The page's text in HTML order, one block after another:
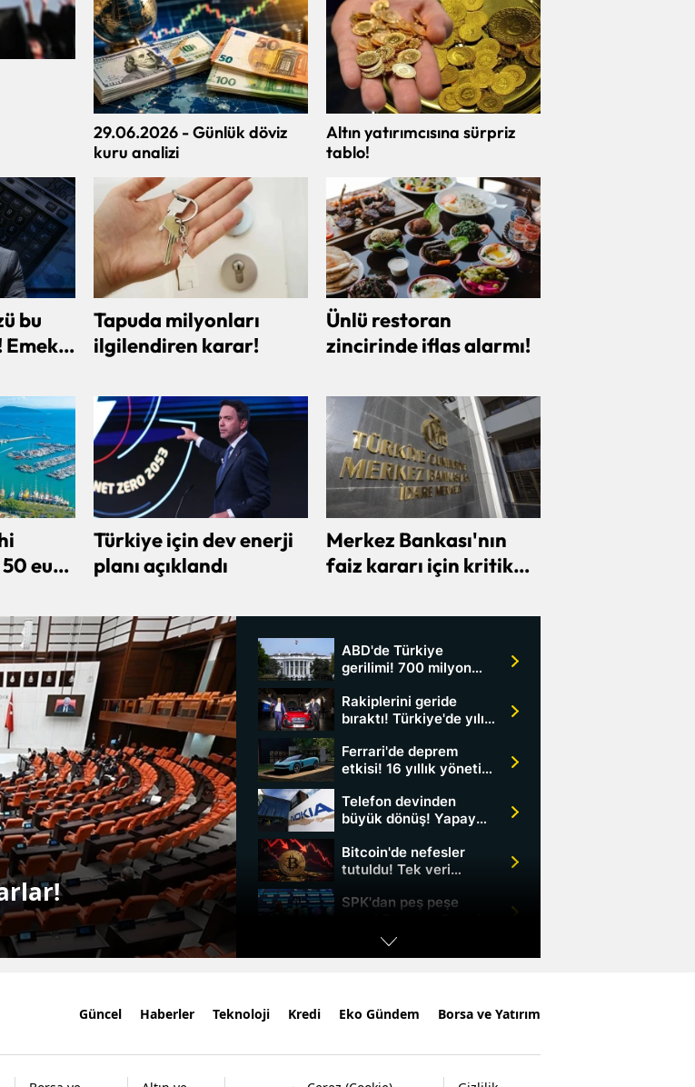
29.06.2026 - Günlük döviz
kuru analizi
Altın yatırımcısına sürpriz
tablo!
bu
Emekli
Tapuda milyonları
ilgilendiren karar!
Ünlü restoran
zincirinde iflas alarmı!
euro
Türkiye için dev enerji
planı açıklandı
Merkez Bankası'nın
faiz kararı için kritik
ABD'de Türkiye
gerilimi! 700 milyon
Washington'u karıştırdı
Rakiplerini geride
bıraktı! Türkiye'de yılın
Ferrari'de deprem
etkisi! 16 yıllık yönetici
ayrıldı
Telefon devinden
büyük dönüş! Yapay
zirveye taşıdı
Bitcoin'de nefesler
tutuldu! Tek veri
değiştirebilir
SPK'dan peş peşe
halka arz geliyor
sürüyor
Konut piyasasında yeni
Güncel Haberler Teknoloji Kredi Eko Gündem Borsa ve Yatırım